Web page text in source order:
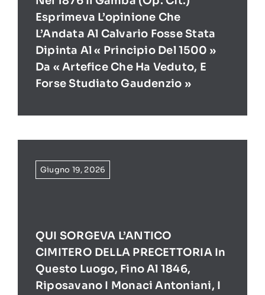
Esprimeva L’opinione Che
L’Andata Al Calvario Fosse Stata
Dipinta Al « Principio Del 1500 »
Da « Artefice Che Ha Veduto, E
Forse Studiato Gaudenzio »
Giugno 19, 2026
QUI SORGEVA L’ANTICO
CIMITERO DELLA PRECETTORIA In
Questo Luogo, Fino Al 1846,
Riposavano I Monaci Antoniani, I